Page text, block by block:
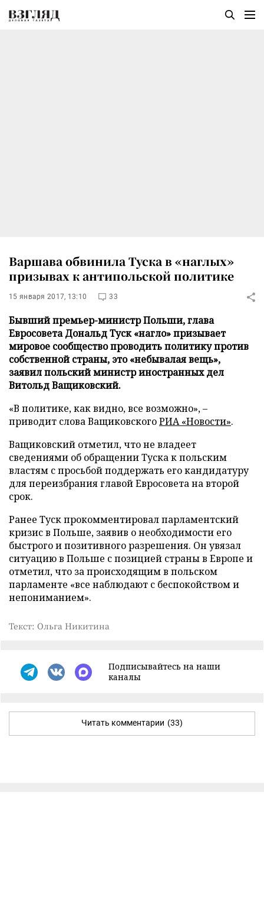
Варшава обвинила Туска в «наглых»
призывах к антипольской политике
15 января 2017, 13:10 33
Бывший премьер-министр Польши, глава
Евросовета Дональд Туск «нагло» призывает
мировое сообщество проводить политику против
собственной страны, это «небывалая вещь»,
заявил польский министр иностранных дел
Витольд Ващиковский.
«В политике, как видно, все возможно», –
приводит слова ВащиковскогоРИА «Новости».
Ващиковский отметил, что не владеет
сведениями об обращении Туска к польским
властям с просьбой поддержать его кандидатуру
для переизбрания главой Евросовета на второй
срок.
Ранее Туск прокомментировал парламентский
кризис в Польше, заявив о необходимости его
быстрого и позитивного разрешения. Он увязал
ситуацию в Польше с позицией страны в Европе и
отметил, что за происходящим в польском
парламенте «все наблюдают с беспокойством и
непониманием».
Текст: Ольга Никитина
Подписывайтесь на наши
каналы
Читать комментарии (33)